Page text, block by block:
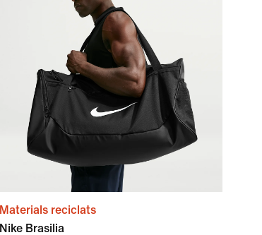
Materials reciclats
Nike Brasilia